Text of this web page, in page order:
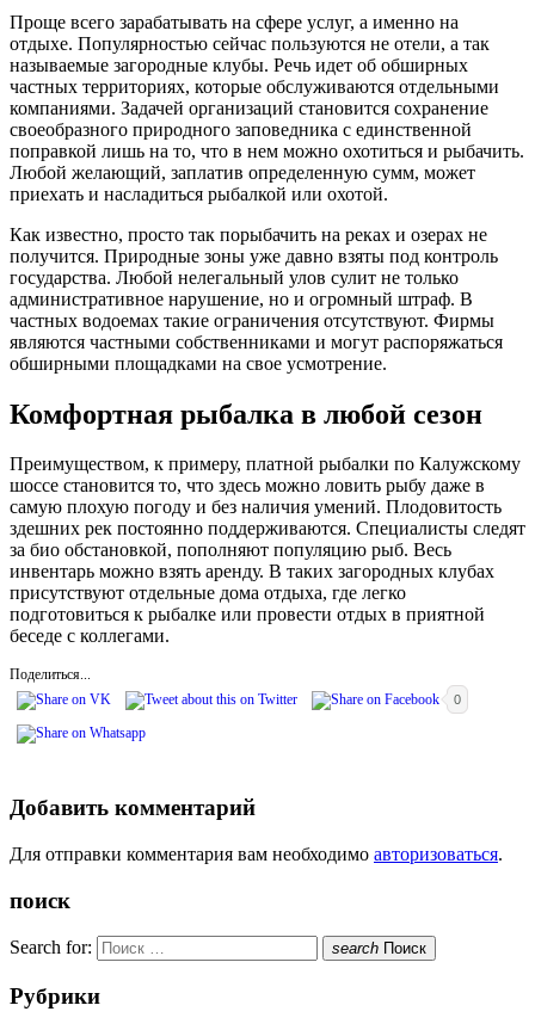
Проще всего зарабатывать на сфере услуг, а именно на
отдыхе. Популярностью сейчас пользуются не отели, а так
называемые загородные клубы. Речь идет об обширных
частных территориях, которые обслуживаются отдельными
компаниями. Задачей организаций становится сохранение
своеобразного природного заповедника с единственной
поправкой лишь на то, что в нем можно охотиться и рыбачить.
Любой желающий, заплатив определенную сумм, может
приехать и насладиться рыбалкой или охотой.
Как известно, просто так порыбачить на реках и озерах не
получится. Природные зоны уже давно взяты под контроль
государства. Любой нелегальный улов сулит не только
административное нарушение, но и огромный штраф. В
частных водоемах такие ограничения отсутствуют. Фирмы
являются частными собственниками и могут распоряжаться
обширными площадками на свое усмотрение.
Комфортная рыбалка в любой сезон
Преимуществом, к примеру, платной рыбалки по Калужскому
шоссе становится то, что здесь можно ловить рыбу даже в
самую плохую погоду и без наличия умений. Плодовитость
здешних рек постоянно поддерживаются. Специалисты следят
за био обстановкой, пополняют популяцию рыб. Весь
инвентарь можно взять аренду. В таких загородных клубах
присутствуют отдельные дома отдыха, где легко
подготовиться к рыбалке или провести отдых в приятной
беседе с коллегами.
Поделиться...
0
Добавить комментарий
Для отправки комментария вам необходимо авторизоваться.
поиск
Search for: search Поиск
Рубрики